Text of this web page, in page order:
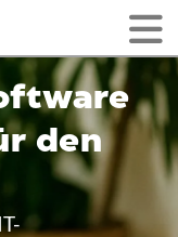
den